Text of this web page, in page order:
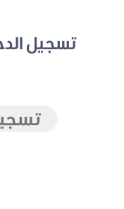
تسجيل